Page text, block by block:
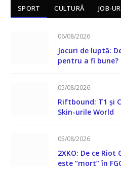
SPORT CULTURĂ JOB-
06/08/2026
Jocuri de luptă:
pentru a fi bune?
05/08/2026
Riftbound: T1 și
Skin-urile World
05/08/2026
2XKO: De ce Riot
este “mort” în